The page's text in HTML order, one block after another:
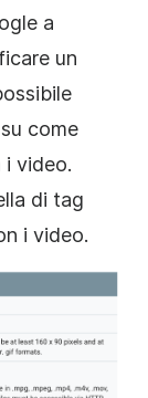
a
un
su come
i video.
di tag
i video.